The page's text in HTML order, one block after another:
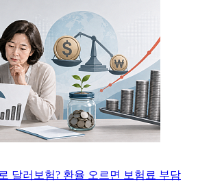
달러보험? 환율 오르면 보험료 부담